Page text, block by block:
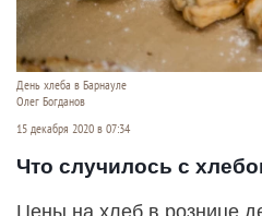
День хлеба в Барнауле
Олег Богданов
15 декабря 2020 в 07:34
Что случилось с